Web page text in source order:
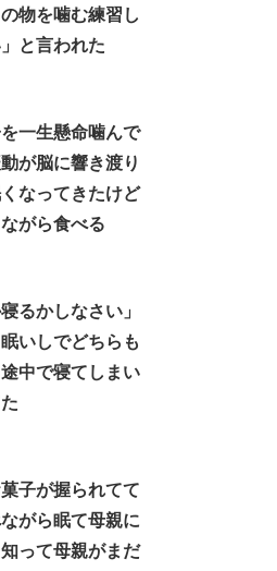
物を噛む練習し
と言われた
一生懸命噛んで
が脳に響き渡り
なってきたけど
がら食べる
るかしなさい」
いしでどちらも
中で寝てしまい
子が握られてて
がら眠て母親に
って母親がまだ